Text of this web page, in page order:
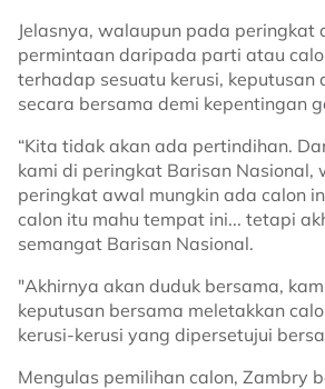
Jelasnya, walaupun pada
permintaan daripada parti atau
terhadap sesuatu kerusi,
secara bersama demi kepentingan
“Kita tidak akan ada pertindihan.
kami di peringkat Barisan Nasional,
peringkat awal mungkin ada calon
calon itu mahu tempat ini... tetapi
semangat Barisan Nasional.
"Akhirnya akan duduk bersama,
keputusan bersama meletakkan
kerusi-kerusi yang dipersetujui
Mengulas pemilihan calon, Zambry